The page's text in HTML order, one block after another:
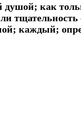
душой; как
каждый;